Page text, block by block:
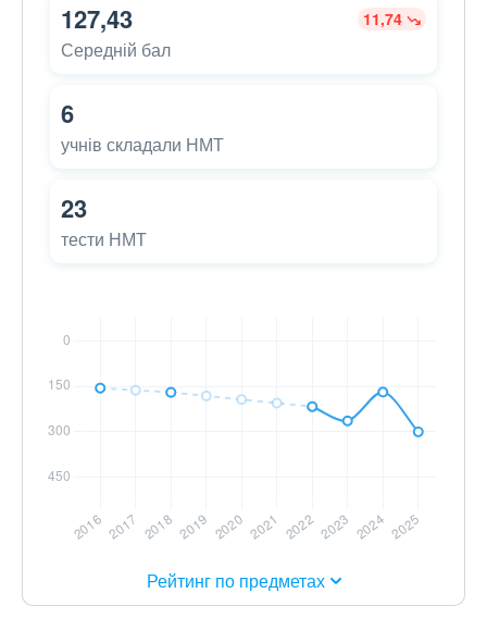
127,43 11,74
Середній бал
6
учнів складали НМТ
23
тести НМТ
Рейтинг по предметах